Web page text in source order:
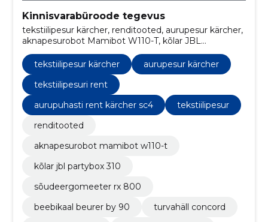
Kinnisvarabüroode tegevus
tekstiilipesur kärcher, renditooted, aurupesur kärcher,
aknapesurobot Mamibot W110-T, kõlar JBL
PARTYBOX 310, SÕUDEERGOMEETER RX 800,
BEEBIKAAL BEURER BY 90, TURVAHÄLL
CONCORD, TURVATOOL CYBEX, TOYOTA YARIS
2008A.
tekstiilipesur kärcher
aurupesur kärcher
tekstiilipesuri rent
aurupuhasti rent kärcher sc4
tekstiilipesur
renditooted
aknapesurobot mamibot w110-t
kõlar jbl partybox 310
sõudeergomeeter rx 800
beebikaal beurer by 90
turvahäll concord